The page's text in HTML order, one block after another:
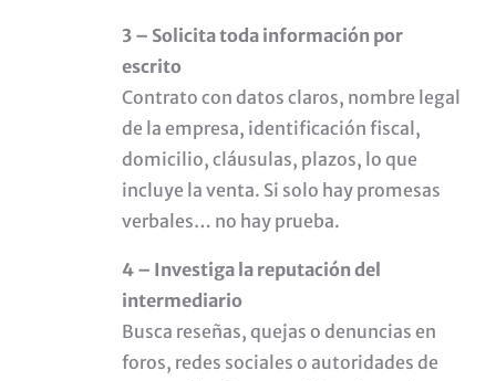
3 – Solicita toda información por
escrito
Contrato con datos claros, nombre legal
de la empresa, identificación fiscal,
domicilio, cláusulas, plazos, lo que
incluye la venta. Si solo hay promesas
verbales… no hay prueba.
4 – Investiga la reputación del
intermediario
Busca reseñas, quejas o denuncias en
foros, redes sociales o autoridades de